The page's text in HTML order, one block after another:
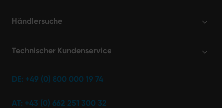
Händlersuche
Technischer Kundenservice
DE: +49 (0) 800 000 19 74
AT: +43 (0) 662 251 300 32